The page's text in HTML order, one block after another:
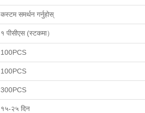
कस्टम समर्थन गर्नुहोस्
१ पीसीएस (स्टकमा）
100PCS
100PCS
300PCS
१५-२५ दिन